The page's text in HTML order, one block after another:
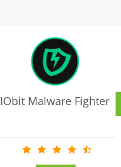
IObit Malware Fighter